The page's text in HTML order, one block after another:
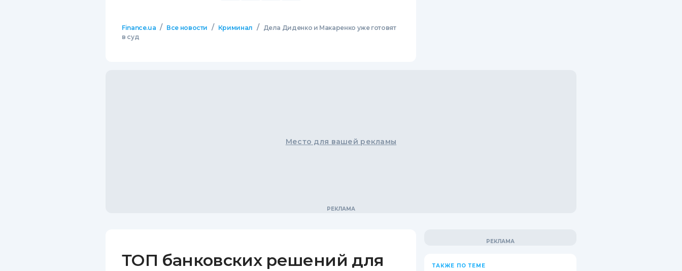
Finance.ua / Все новости / Криминал /
Дела Диденко и Макаренко уже готовят
в суд
Место для вашей рекламы
ТОП банковских решений для
ТАКЖЕ ПО ТЕМЕ